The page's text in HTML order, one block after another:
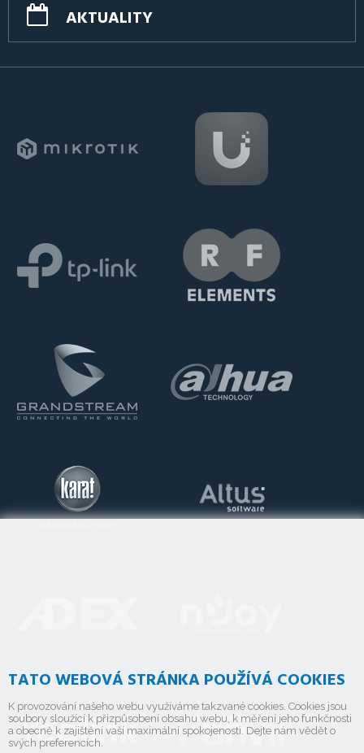
AKTUALITY
TATO WEBOVÁ STRÁNKA POUŽÍVÁ COOKIES
K provozování našeho webu využíváme takzvané cookies. Cookies jsou
soubory sloužící k přizpůsobení obsahu webu, k měření jeho funkčnosti
a obecně k zajištění vaší maximální spokojenosti. Dejte nám vědět o
svých preferencích.